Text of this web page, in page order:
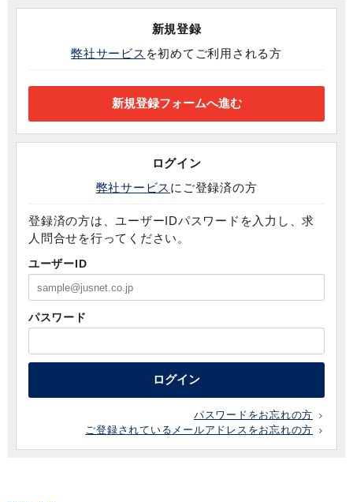
新規登録
弊社サービス を初めてご利用される方
ログイン
弊社サービス にご登録済の方
登録済の方は、ユーザーIDパスワードを入力し、求
人問合せを行ってください。
ユーザーID
パスワード
ログイン
パスワードをお忘れの方
ご登録されているメールアドレスをお忘れの方